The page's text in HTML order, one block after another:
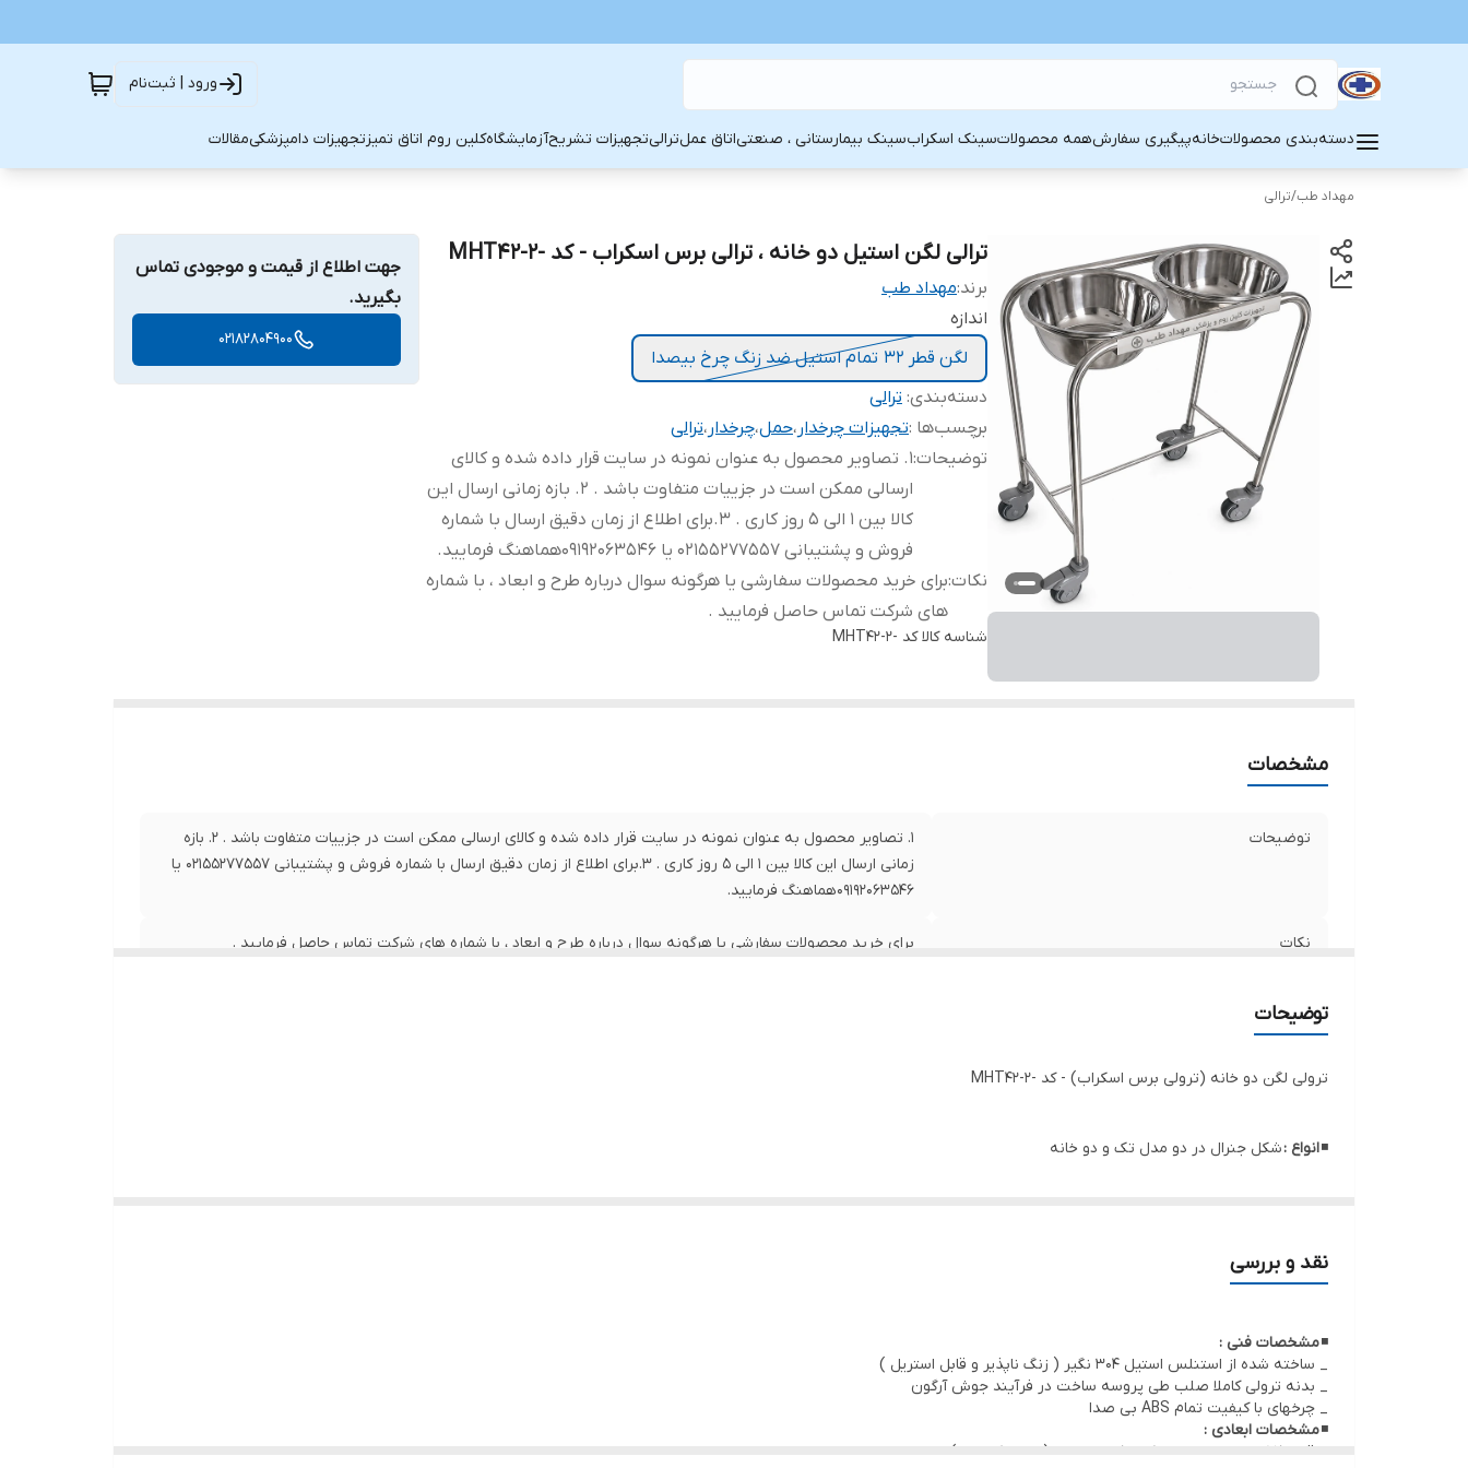
ورود | ثبت‌نام
دسته‌بندی محصولاتخانهپیگیری سفارشهمه محصولاتسینک اسکرابسینک بیمارستانی ، صنعتیاتاق عملترالیتجهیزات تشریحآزمایشگاهکلین روم اتاق تمیزتجهیزات دامپزشکیمقالات
مهداد طب/ترالی
ترالی لگن استیل دو خانه ، ترالی برس اسکراب - کد -MHT42-2
برند:مهداد طب
اندازه
لگن قطر 32 تمام استیل ضد زنگ چرخ بیصدا
دسته‌بندی: ترالی
برچسب‌ها :تجهیزات چرخدار ،حمل،چرخدار ،ترالی
توضیحات: 1. تصاویر محصول به عنوان نمونه در سایت قرار داده شده و کالای
ارسالی ممکن است در جزییات متفاوت باشد . 2. بازه زمانی ارسال این
کالا بین 1 الی 5 روز کاری . 3.برای اطلاع از زمان دقیق ارسال با شماره
فروش و پشتیبانی 02155277557 یا 09192063546هماهنگ فرمایید.
نکات:برای خرید محصولات سفارشی یا هرگونه سوال درباره طرح و ابعاد ، با شماره
های شرکت تماس حاصل فرمایید .
شناسه کالاکد -MHT42-2
جهت اطلاع از قیمت و موجودی تماس
بگیرید.
02182804900
مشخصات
توضیحات
1. تصاویر محصول به عنوان نمونه در سایت قرار داده شده و کالای ارسالی ممکن است در جزییات متفاوت باشد . 2. بازه
زمانی ارسال این کالا بین 1 الی 5 روز کاری . 3.برای اطلاع از زمان دقیق ارسال با شماره فروش و پشتیبانی 02155277557 یا
09192063546هماهنگ فرمایید.
نکات برای خرید محصولات سفارشی یا هرگونه سوال درباره طرح و ابعاد ، با شماره های شرکت تماس حاصل فرمایید .
توضیحات
ترولی لگن دو خانه (ترولی برس اسکراب) - کد -MHT42-2
◾انواع :شکل جنرال در دو مدل تک و دو خانه
نقد و بررسی
◾مشخصات فنی :
_ ساخته شده از استنلس استیل 304 نگیر ( زنگ ناپذیر و قابل استریل )
_ بدنه ترولی کاملا صلب طی پروسه ساخت در فرآیند جوش آرگون
_ چرخهای با کیفیت تمام ABS بی صدا
◾مشخصات ابعادی :
_ قطر 35 سانتیمتر ، ارتفاع کلی 85 سانتیمتر(مدل تک خانه)